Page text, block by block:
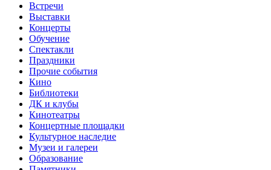
Встречи
Выставки
Концерты
Обучение
Спектакли
Праздники
Прочие события
Кино
Библиотеки
ДК и клубы
Кинотеатры
Концертные площадки
Культурное наследие
Музеи и галереи
Образование